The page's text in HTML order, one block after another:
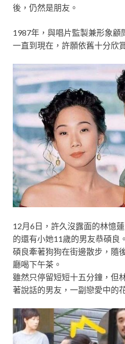
後，仍然是朋友。
1987年，與唱片監製兼形象顧
一直到現在，許願依舊十分欣
12月6日，許久沒露面的林憶
的還有小她11歲的男友恭碩良
碩良牽著狗狗在街邊散步，隨
廳喝下午茶。
雖然只停留短短十五分鐘，但
著說話的男友，一副戀愛中的